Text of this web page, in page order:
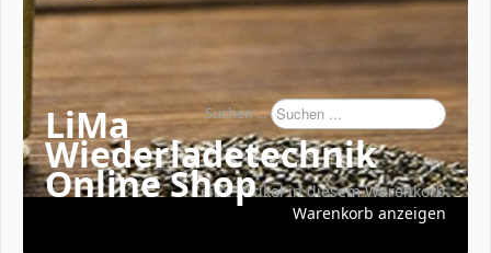
Suchen ...
Keine Artikel in diesem Warenkorb
Warenkorb anzeigen
LiMa
Wiederladetechnik
Online Shop